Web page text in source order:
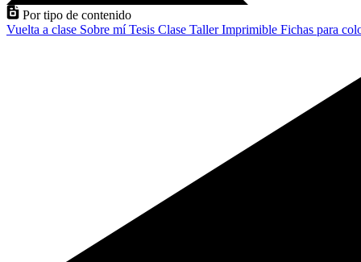
Por tipo de contenido
Vuelta a clase Sobre míTesis Clase TallerImprimible Fichas para